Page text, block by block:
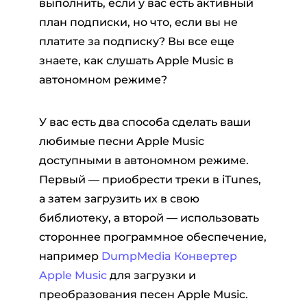
выполнить, если у вас есть активный
план подписки, но что, если вы не
платите за подписку? Вы все еще
знаете, как слушать Apple Music в
автономном режиме?
У вас есть два способа сделать ваши
любимые песни Apple Music
доступными в автономном режиме.
Первый — приобрести треки в iTunes,
а затем загрузить их в свою
библиотеку, а второй — использовать
стороннее программное обеспечение,
например DumpMedia Конвертер
Apple Musicдля загрузки и
преобразования песен Apple Music.